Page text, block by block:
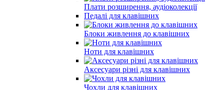
Плати розширення, аудіоколекції
Педалі для клавішних
Блоки живлення до клавішних
Ноти для клавішних
Аксесуари різні для клавішних
Чохли для клавішних